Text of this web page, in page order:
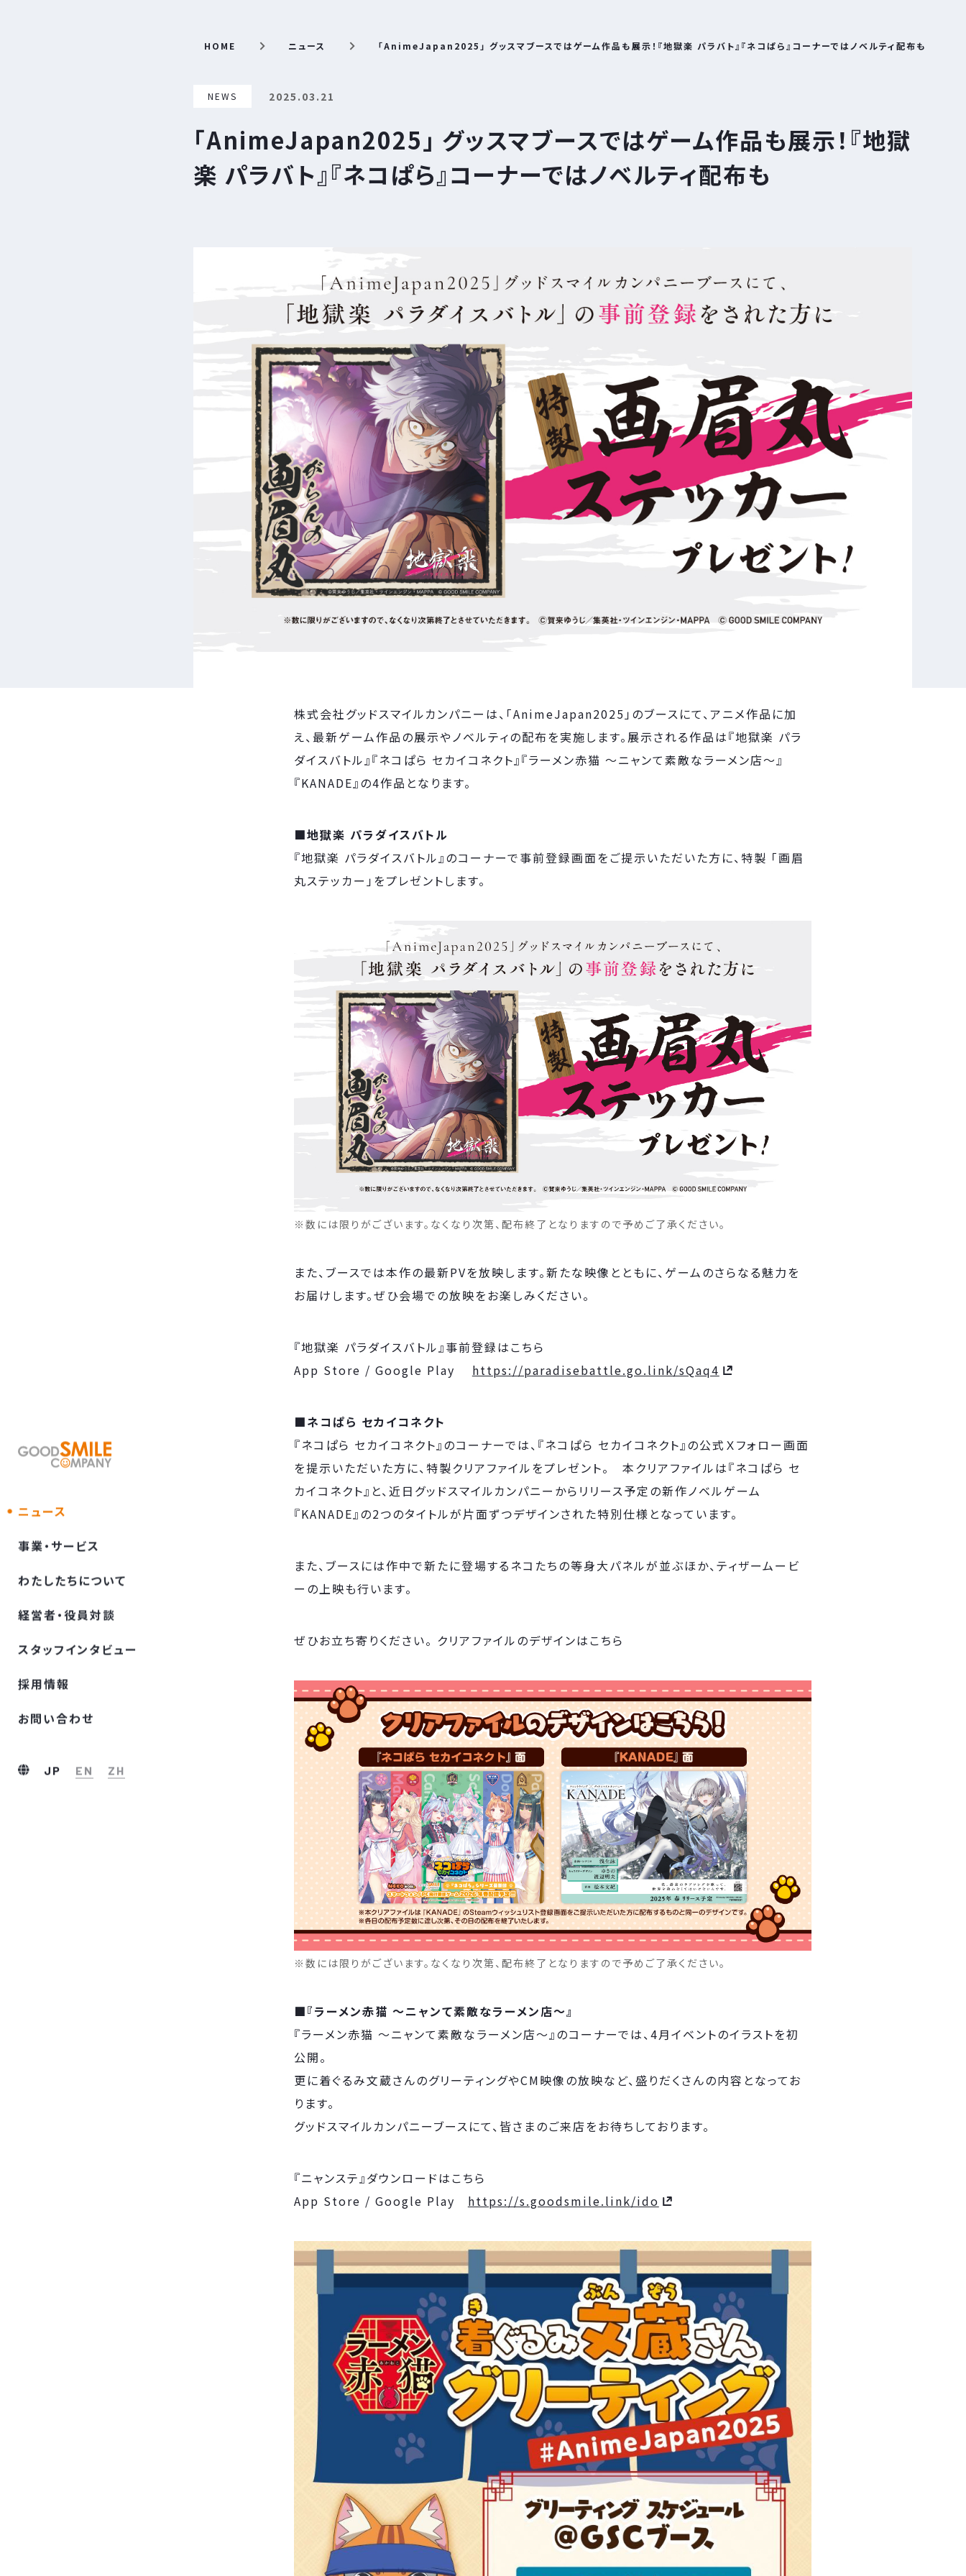
ニュース
事業・サービス
わたしたちについて
経営者・役員対談
スタッフインタビュー
採⽤情報
お問い合わせ
JP EN ZH
HOME ニュース 「AnimeJapan2025」 グッスマブースではゲーム作品も展示！『地獄楽 パラバト』『ネコぱら』コーナーではノベルティ配布も
NEWS 2025.03.21
「AnimeJapan2025」 グッスマブースではゲーム作品も展示！『地獄
楽 パラバト』『ネコぱら』コーナーではノベルティ配布も
株式会社グッドスマイルカンパニーは、「AnimeJapan2025」のブースにて、アニメ作品に加
え、最新ゲーム作品の展示やノベルティの配布を実施します。展示される作品は『地獄楽 パラ
ダイスバトル』『ネコぱら セカイコネクト』『ラーメン赤猫 ～ニャンて素敵なラーメン店～』
『KANADE』の4作品となります。
■地獄楽 パラダイスバトル
『地獄楽 パラダイスバトル』のコーナーで事前登録画面をご提示いただいた方に、特製 「画眉
丸ステッカー」をプレゼントします。
※数には限りがございます。なくなり次第、配布終了となりますので予めご了承ください。
また、ブースでは本作の最新PVを放映します。新たな映像とともに、ゲームのさらなる魅力を
お届けします。ぜひ会場での放映をお楽しみください。
『地獄楽 パラダイスバトル』事前登録はこちら
App Store / Google Play https://paradisebattle.go.link/sQaq4
■ネコぱら セカイコネクト
『ネコぱら セカイコネクト』のコーナーでは、『ネコぱら セカイコネクト』の公式Ｘフォロー画面
を提示いただいた方に、特製クリアファイルをプレゼント。 本クリアファイルは『ネコぱら セ
カイコネクト』と、近日グッドスマイルカンパニーからリリース予定の新作ノベルゲーム
『KANADE』の2つのタイトルが片面ずつデザインされた特別仕様となっています。
また、ブースには作中で新たに登場するネコたちの等身大パネルが並ぶほか、ティザームービ
ーの上映も行います。
ぜひお立ち寄りください。 クリアファイルのデザインはこちら
※数には限りがございます。なくなり次第、配布終了となりますので予めご了承ください。
■『ラーメン赤猫 ～ニャンて素敵なラーメン店～』
『ラーメン赤猫 ～ニャンて素敵なラーメン店～』のコーナーでは、4月イベントのイラストを初
公開。
更に着ぐるみ文蔵さんのグリーティングやCM映像の放映など、盛りだくさんの内容となってお
ります。
グッドスマイルカンパニーブースにて、皆さまのご来店をお待ちしております。
『ニャンステ』ダウンロードはこちら
App Store / Google Play https://s.goodsmile.link/ido